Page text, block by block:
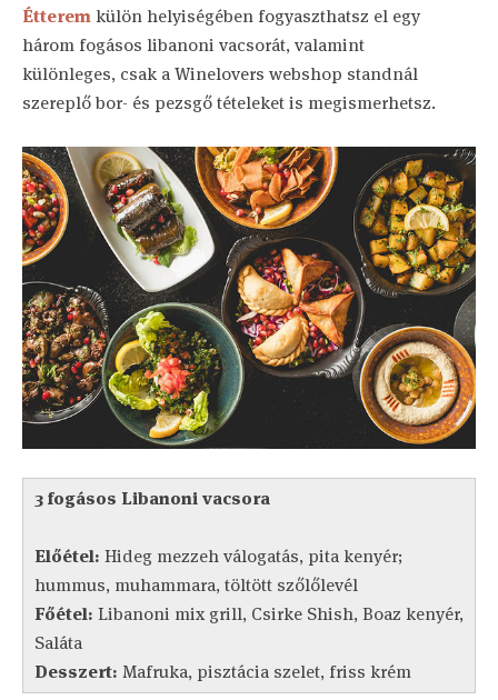
Étterem külön helyiségében fogyaszthatsz el egy
három fogásos libanoni vacsorát, valamint
különleges, csak a Winelovers webshop standnál
szereplő bor- és pezsgő tételeket is megismerhetsz.
3 fogásos Libanoni vacsora
Előétel: Hideg mezzeh válogatás, pita kenyér;
hummus, muhammara, töltött szőlőlevél
Főétel: Libanoni mix grill, Csirke Shish, Boaz kenyér,
Saláta
Desszert: Mafruka, pisztácia szelet, friss krém